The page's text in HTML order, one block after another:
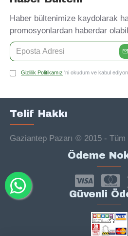
Haber bültenimize kaydolarak
promosyonlardan haberdar
Gizlilik Politikamız 'ni okudum ve kabul
Telif Hakkı
Gaziantep Pazarı © 2015 - Tüm
Ödeme
Güvenli